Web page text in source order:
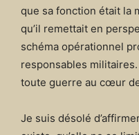
que sa fonction était la
qu’il remettait en
schéma opérationnel
responsables
toute guerre au cœur
Je suis désolé